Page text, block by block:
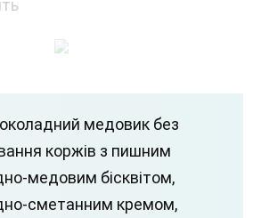
медовик без
коржів з пишним
медовим бісквітом,
сметанним кремом,